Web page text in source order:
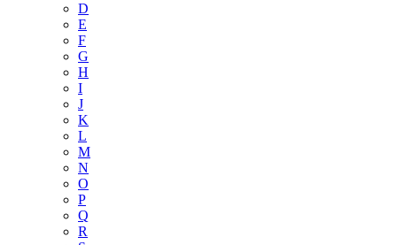
D
E
F
G
H
I
J
K
L
M
N
O
P
Q
R